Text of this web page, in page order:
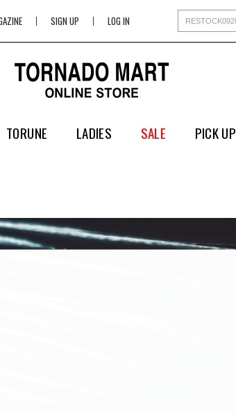
SIGN UP LOG IN
TORUNE LADIES SALE PICK UP